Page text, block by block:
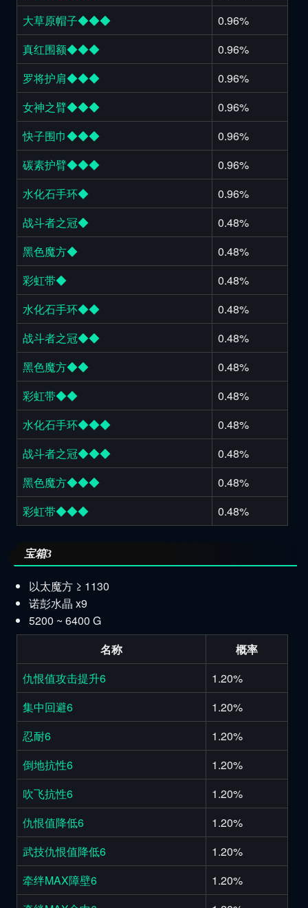
大草原帽子◆◆◆
0.96%
真红围额◆◆◆
0.96%
罗将护肩◆◆◆
0.96%
女神之臂◆◆◆
0.96%
快子围巾◆◆◆
0.96%
碳素护臂◆◆◆
0.96%
水化石手环◆
0.96%
战斗者之冠◆
0.48%
黑色魔方◆
0.48%
彩虹带◆
0.48%
水化石手环◆◆
0.48%
战斗者之冠◆◆
0.48%
黑色魔方◆◆
0.48%
彩虹带◆◆
0.48%
水化石手环◆◆◆
0.48%
战斗者之冠◆◆◆
0.48%
黑色魔方◆◆◆
0.48%
彩虹带◆◆◆
0.48%
宝箱3
以太魔方 ≥ 1130
诺彭水晶 x9
5200 ~ 6400 G
名称
概率
仇恨值攻击提升6
1.20%
集中回避6
1.20%
忍耐6
1.20%
倒地抗性6
1.20%
吹飞抗性6
1.20%
仇恨值降低6
1.20%
武技仇恨值降低6
1.20%
牵绊MAX障壁6
1.20%